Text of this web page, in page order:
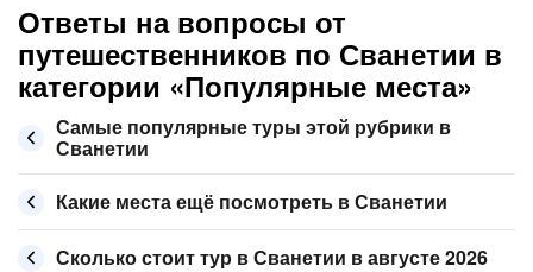
Ответы на вопросы от
путешественников по Сванетии в
категории «Популярные места»
Самые популярные туры этой рубрики в
Сванетии
Какие места ещё посмотреть в Сванетии
Сколько стоит тур в Сванетии в августе 2026